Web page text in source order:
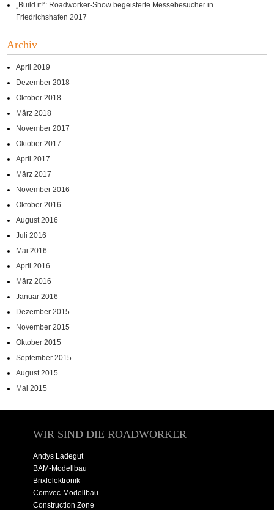
„Build it!“: Roadworker-Show begeisterte Messebesucher in
Friedrichshafen 2017
Archiv
April 2019
Dezember 2018
Oktober 2018
März 2018
November 2017
Oktober 2017
April 2017
März 2017
November 2016
Oktober 2016
August 2016
Juli 2016
Mai 2016
April 2016
März 2016
Januar 2016
Dezember 2015
November 2015
Oktober 2015
September 2015
August 2015
Mai 2015
WIR SIND DIE ROADWORKER
Andys Ladegut
BAM-Modellbau
Brixlelektronik
Comvec-Modellbau
Construction Zone